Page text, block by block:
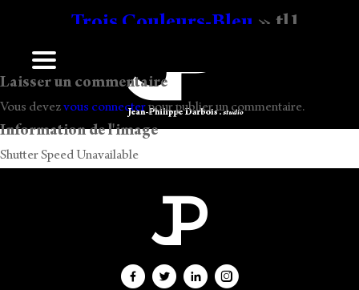
Trois Couleurs-Bleu » tl1
Laisser un commentaire
Vous devezvous connecterpour publier un commentaire.
Information de l'image
Shutter Speed Unavailable